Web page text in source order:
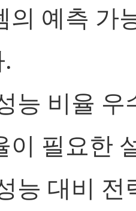
의 예측 가
능 비율 우
이 필요한
능 대비 전